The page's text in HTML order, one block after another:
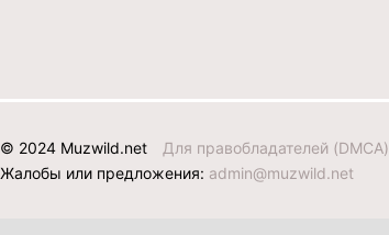
© 2024 Muzwild.net
Для правобладателей (DMCA)
Жалобы или предложения: admin@muzwild.net